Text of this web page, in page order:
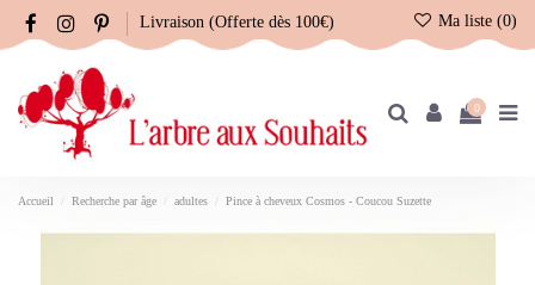
Livraison (Offerte dès 100€) Ma liste (0)
0
Accueil Recherche par âge adultes Pince à cheveux Cosmos - Coucou Suzette